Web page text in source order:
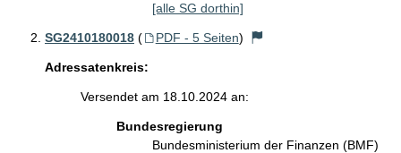
[alle SG dorthin]
SG2410180018 ( PDF - 5 Seiten)
Adressatenkreis:
Versendet am 18.10.2024 an:
Bundesregierung
Bundesministerium der Finanzen (BMF)